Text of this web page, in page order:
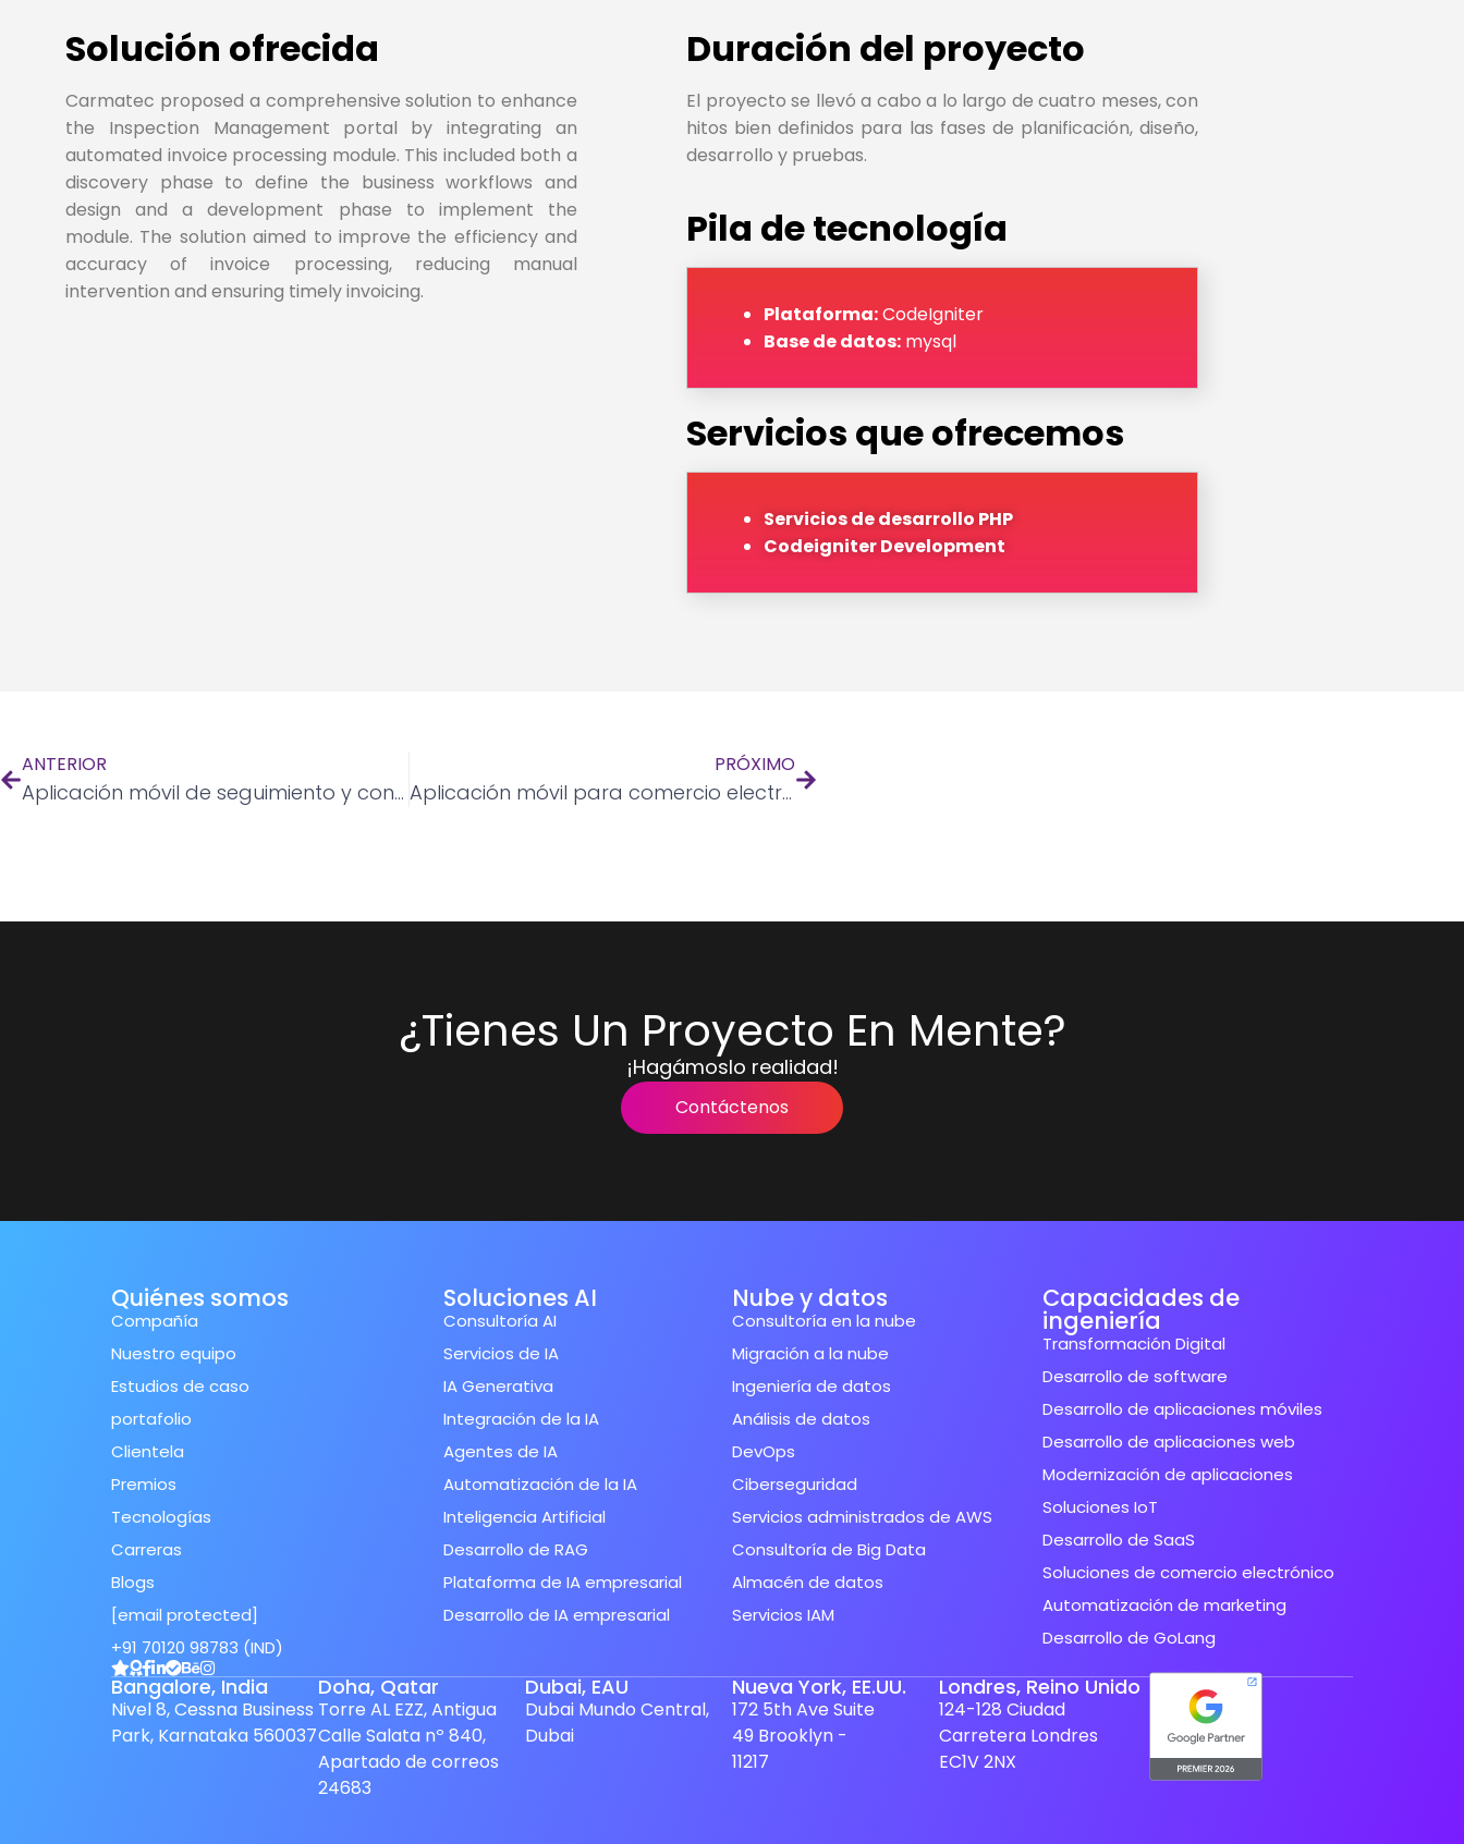
Solución ofrecida
Carmatec proposed a comprehensive solution to enhance
the Inspection Management portal by integrating an
automated invoice processing module. This included both a
discovery phase to define the business workflows and
design and a development phase to implement the
module. The solution aimed to improve the efficiency and
accuracy of invoice processing, reducing manual
intervention and ensuring timely invoicing.
Duración del proyecto
El proyecto se llevó a cabo a lo largo de cuatro meses, con
hitos bien definidos para las fases de planificación, diseño,
desarrollo y pruebas.
Pila de tecnología
Plataforma:CodeIgniter
Base de datos: mysql
Servicios que ofrecemos
Servicios de desarrollo PHP
Codeigniter Development
ANTERIOR
Aplicación móvil de seguimiento y control de la salud
PRÓXIMO
Aplicación móvil para comercio electrónico de electrónica
¿Tienes Un Proyecto En Mente?
¡Hagámoslo realidad!
Contáctenos
Quiénes somos
Compañía
Nuestro equipo
Estudios de caso
portafolio
Clientela
Premios
Tecnologías
Carreras
Blogs
[email protected]
+91 70120 98783 (IND)
Soluciones AI
Consultoría AI
Servicios de IA
IA Generativa
Integración de la IA
Agentes de IA
Automatización de la IA
Inteligencia Artificial
Desarrollo de RAG
Plataforma de IA empresarial
Desarrollo de IA empresarial
Nube y datos
Consultoría en la nube
Migración a la nube
Ingeniería de datos
Análisis de datos
DevOps
Ciberseguridad
Servicios administrados de AWS
Consultoría de Big Data
Almacén de datos
Servicios IAM
Capacidades de
ingeniería
Transformación Digital
Desarrollo de software
Desarrollo de aplicaciones móviles
Desarrollo de aplicaciones web
Modernización de aplicaciones
Soluciones IoT
Desarrollo de SaaS
Soluciones de comercio electrónico
Automatización de marketing
Desarrollo de GoLang
Bangalore, India
Nivel 8, Cessna Business
Park, Karnataka 560037
Doha, Qatar
Torre AL EZZ, Antigua
Calle Salata nº 840,
Apartado de correos
24683
Dubai, EAU
Dubai Mundo Central,
Dubai
Nueva York, EE.UU.
172 5th Ave Suite
49 Brooklyn -
11217
Londres, Reino Unido
124-128 Ciudad
Carretera Londres
EC1V 2NX
Dutch
Swedish
Finnish